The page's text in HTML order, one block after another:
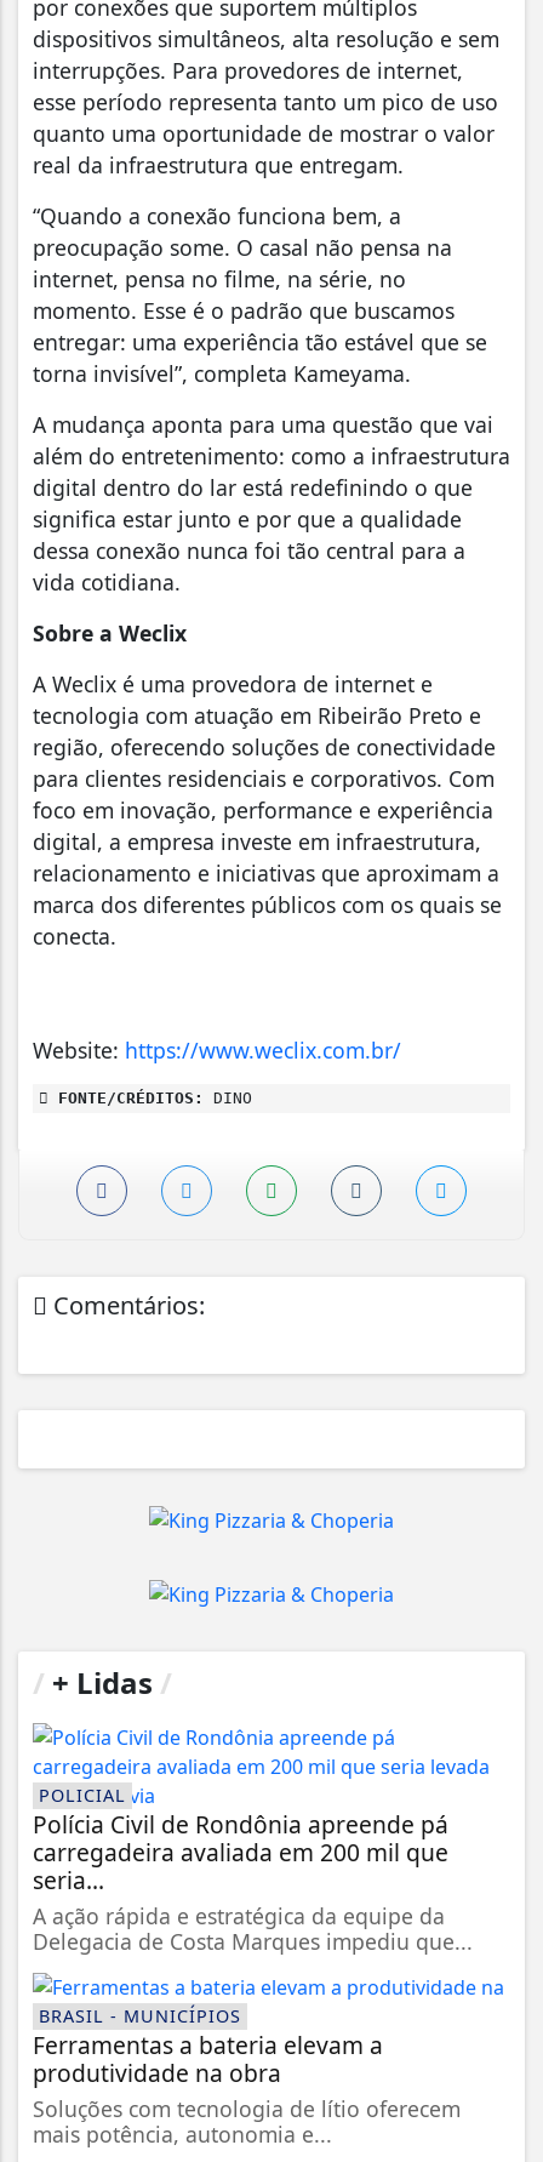
por conexões que suportem múltiplos
dispositivos simultâneos, alta resolução e sem
interrupções. Para provedores de internet,
esse período representa tanto um pico de uso
quanto uma oportunidade de mostrar o valor
real da infraestrutura que entregam.
“Quando a conexão funciona bem, a
preocupação some. O casal não pensa na
internet, pensa no filme, na série, no
momento. Esse é o padrão que buscamos
entregar: uma experiência tão estável que se
torna invisível”, completa Kameyama.
A mudança aponta para uma questão que vai
além do entretenimento: como a infraestrutura
digital dentro do lar está redefinindo o que
significa estar junto e por que a qualidade
dessa conexão nunca foi tão central para a
vida cotidiana.
Sobre a Weclix
A Weclix é uma provedora de internet e
tecnologia com atuação em Ribeirão Preto e
região, oferecendo soluções de conectividade
para clientes residenciais e corporativos. Com
foco em inovação, performance e experiência
digital, a empresa investe em infraestrutura,
relacionamento e iniciativas que aproximam a
marca dos diferentes públicos com os quais se
conecta.
Website: https://www.weclix.com.br/
FONTE/CRÉDITOS: DINO
Comentários:
/ + Lidas /
POLICIAL
Polícia Civil de Rondônia apreende pá
carregadeira avaliada em 200 mil que
seria...
A ação rápida e estratégica da equipe da
Delegacia de Costa Marques impediu que...
BRASIL - MUNICÍPIOS
Ferramentas a bateria elevam a
produtividade na obra
Soluções com tecnologia de lítio oferecem
mais potência, autonomia e...